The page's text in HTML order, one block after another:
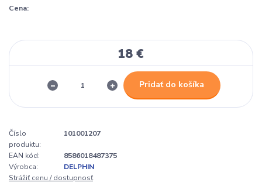
Cena:
18 €
Pridať do košíka
Číslo
produktu:
101001207
EAN kód:
8586018487375
Výrobca:
DELPHIN
Strážiť cenu / dostupnosť